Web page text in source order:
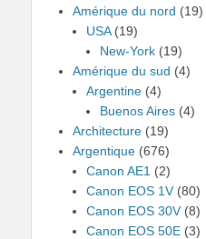
Amérique du nord (19)
USA(19)
New-York (19)
Amérique du sud (4)
Argentine (4)
Buenos Aires (4)
Architecture (19)
Argentique (676)
Canon AE1 (2)
Canon EOS 1V (80)
Canon EOS 30V (8)
Canon EOS 50E (3)